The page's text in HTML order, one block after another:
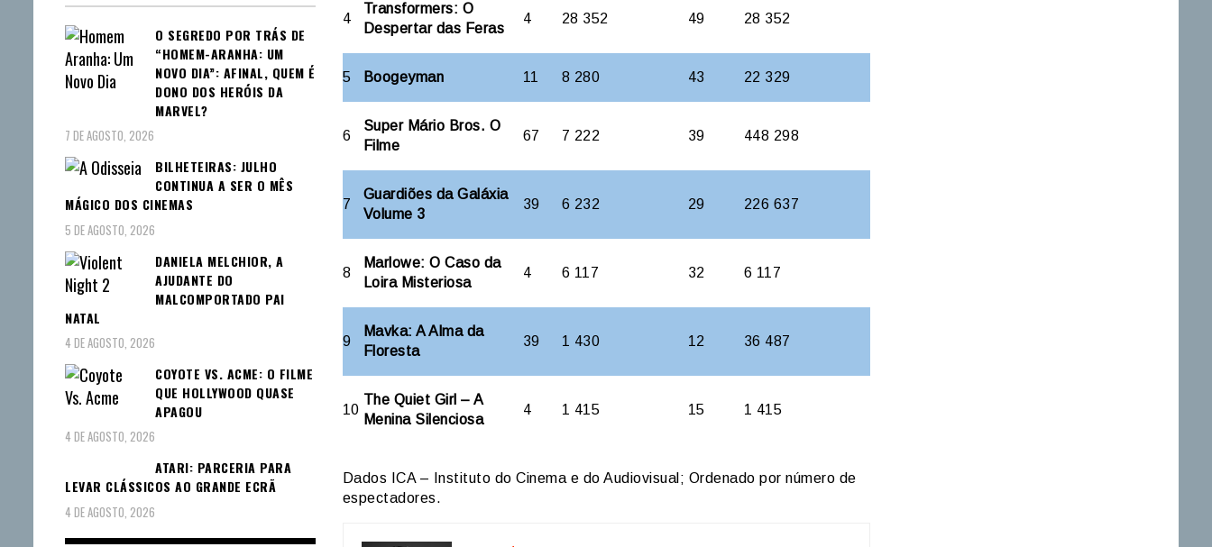
4
Transformers: O
Despertar das Feras
4 28 352 49 28 352
5 Boogeyman 11 8 280 43 22 329
6
Super Mário Bros. O
Filme
67 7 222 39 448 298
7
Guardiões da Galáxia
Volume 3
39 6 232 29 226 637
8
Marlowe: O Caso da
Loira Misteriosa
4 6 117 32 6 117
9
Mavka: A Alma da
Floresta
39 1 430 12 36 487
10
The Quiet Girl – A
Menina Silenciosa
4 1 415 15 1 415
Dados ICA – Instituto do Cinema e do Audiovisual; Ordenado por número de
espectadores.
O SEGREDO POR TRÁS DE
“HOMEM-ARANHA: UM
NOVO DIA”: AFINAL, QUEM É
DONO DOS HERÓIS DA
MARVEL?
7 DE AGOSTO, 2026
BILHETEIRAS: JULHO
CONTINUA A SER O MÊS
MÁGICO DOS CINEMAS
5 DE AGOSTO, 2026
DANIELA MELCHIOR, A
AJUDANTE DO
MALCOMPORTADO PAI
NATAL
4 DE AGOSTO, 2026
COYOTE VS. ACME: O FILME
QUE HOLLYWOOD QUASE
APAGOU
4 DE AGOSTO, 2026
ATARI: PARCERIA PARA
LEVAR CLÁSSICOS AO GRANDE ECRÃ
4 DE AGOSTO, 2026